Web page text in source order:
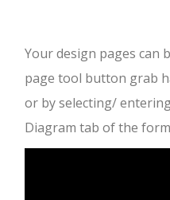
Your design pages can
page tool button grab
or by selecting/
Diagram tab of the